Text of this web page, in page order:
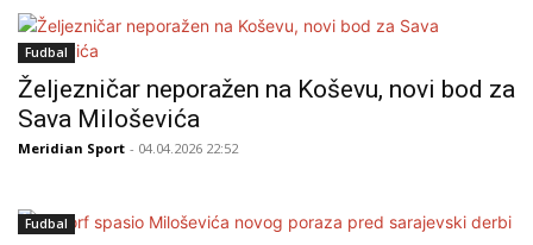
Fudbal
Željezničar neporažen na Koševu, novi bod za
Sava Miloševića
Meridian Sport - 04.04.2026 22:52
Fudbal